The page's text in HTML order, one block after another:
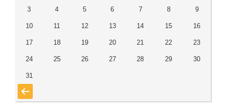
3 4 5 6 7 8 9
10 11 12 13 14 15 16
17 18 19 20 21 22 23
24 25 26 27 28 29 30
31
« 7月